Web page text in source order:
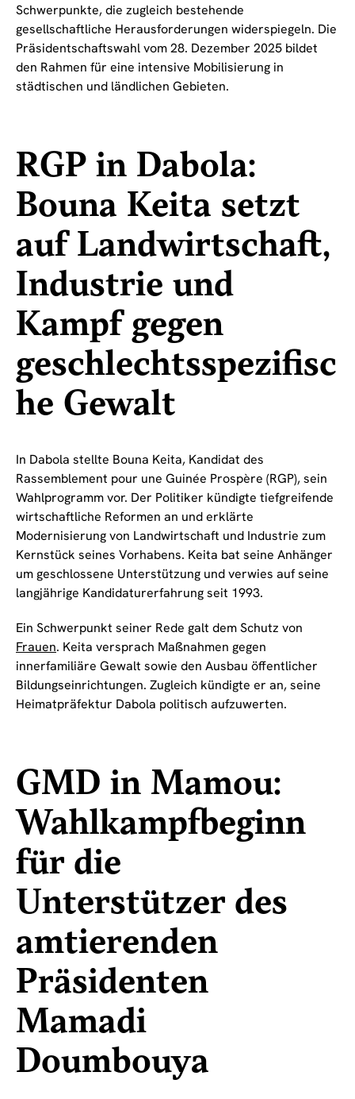
Schwerpunkte, die zugleich bestehende
gesellschaftliche Herausforderungen widerspiegeln. Die
Präsidentschaftswahl vom 28. Dezember 2025 bildet
den Rahmen für eine intensive Mobilisierung in
städtischen und ländlichen Gebieten.
RGP in Dabola:
Bouna Keita setzt
auf Landwirtschaft,
Industrie und
Kampf gegen
geschlechtsspezifisc
he Gewalt
In Dabola stellte Bouna Keita, Kandidat des
Rassemblement pour une Guinée Prospère (RGP), sein
Wahlprogramm vor. Der Politiker kündigte tiefgreifende
wirtschaftliche Reformen an und erklärte
Modernisierung von Landwirtschaft und Industrie zum
Kernstück seines Vorhabens. Keita bat seine Anhänger
um geschlossene Unterstützung und verwies auf seine
langjährige Kandidaturerfahrung seit 1993.
Ein Schwerpunkt seiner Rede galt dem Schutz von
Frauen. Keita versprach Maßnahmen gegen
innerfamiliäre Gewalt sowie den Ausbau öffentlicher
Bildungseinrichtungen. Zugleich kündigte er an, seine
Heimatpräfektur Dabola politisch aufzuwerten.
GMD in Mamou:
Wahlkampfbeginn
für die
Unterstützer des
amtierenden
Präsidenten
Mamadi
Doumbouya